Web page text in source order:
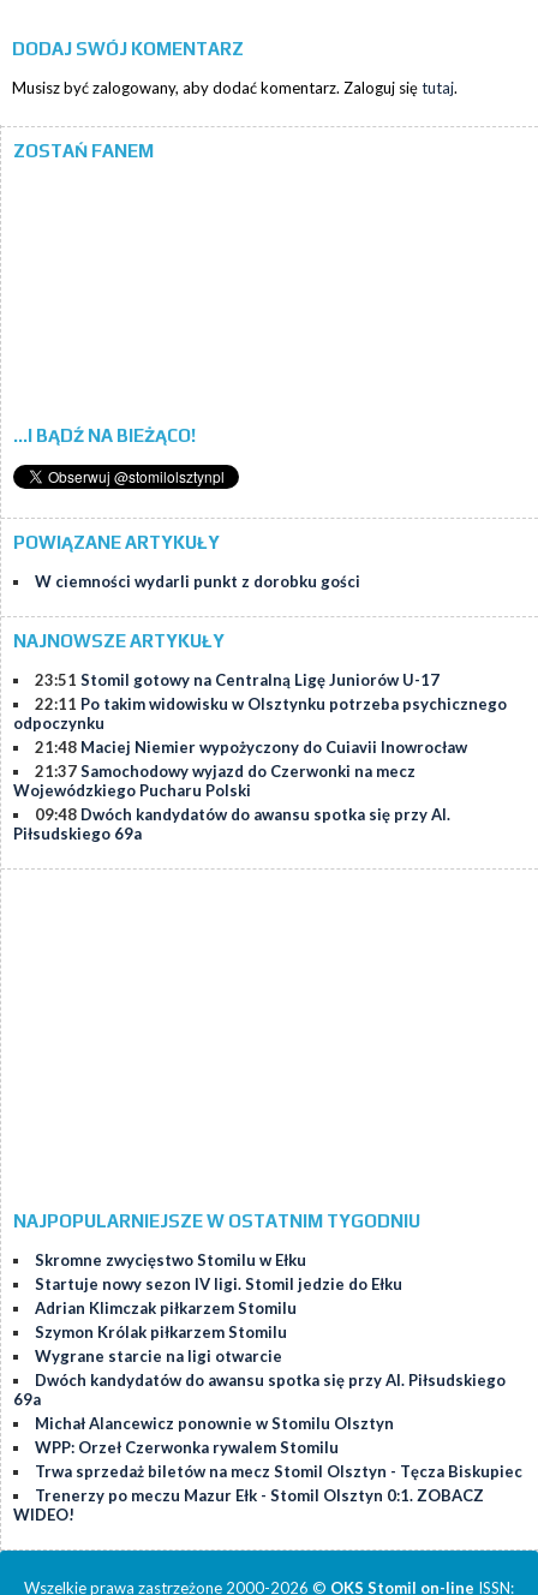
DODAJ SWÓJ KOMENTARZ
Musisz być zalogowany, aby dodać komentarz. Zaloguj siętutaj.
ZOSTAŃ FANEM
...I BĄDŹ NA BIEŻĄCO!
POWIĄZANE ARTYKUŁY
W ciemności wydarli punkt z dorobku gości
NAJNOWSZE ARTYKUŁY
23:51 Stomil gotowy na Centralną Ligę Juniorów U-17
22:11 Po takim widowisku w Olsztynku potrzeba psychicznego
odpoczynku
21:48 Maciej Niemier wypożyczony do Cuiavii Inowrocław
21:37Samochodowy wyjazd do Czerwonki na mecz
Wojewódzkiego Pucharu Polski
09:48 Dwóch kandydatów do awansu spotka się przy Al.
Piłsudskiego 69a
NAJPOPULARNIEJSZE W OSTATNIM TYGODNIU
Skromne zwycięstwo Stomilu w Ełku
Startuje nowy sezon IV ligi. Stomil jedzie do Ełku
Adrian Klimczak piłkarzem Stomilu
Szymon Królak piłkarzem Stomilu
Wygrane starcie na ligi otwarcie
Dwóch kandydatów do awansu spotka się przy Al. Piłsudskiego
69a
Michał Alancewicz ponownie w Stomilu Olsztyn
WPP: Orzeł Czerwonka rywalem Stomilu
Trwa sprzedaż biletów na mecz Stomil Olsztyn - Tęcza Biskupiec
Trenerzy po meczu Mazur Ełk - Stomil Olsztyn 0:1. ZOBACZ
WIDEO!
Wszelkie prawa zastrzeżone 2000-2026 © OKS Stomil on-line ISSN: